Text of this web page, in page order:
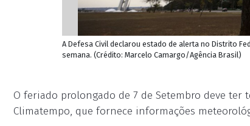
A Defesa Civil declarou estado de alerta no Distrito
semana. (Crédito: Marcelo Camargo/Agência Brasil)
O feriado prolongado de 7 de Setembro deve
Climatempo, que fornece informações